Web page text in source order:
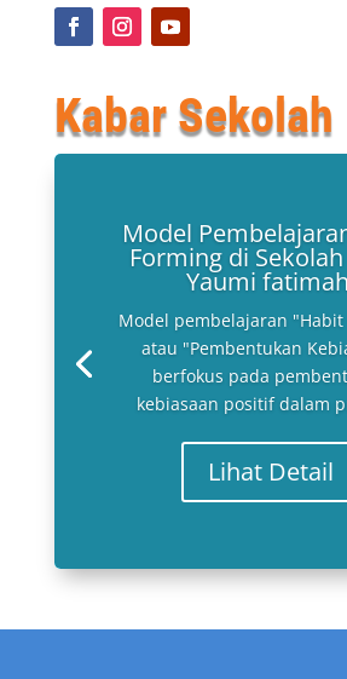
Kabar Sekolah
Model
Forming di
Yaumi fatimah
Model pembelajaran "Habit
atau "Pembentukan
berfokus pada
kebiasaan positif dalam
Lihat Detail